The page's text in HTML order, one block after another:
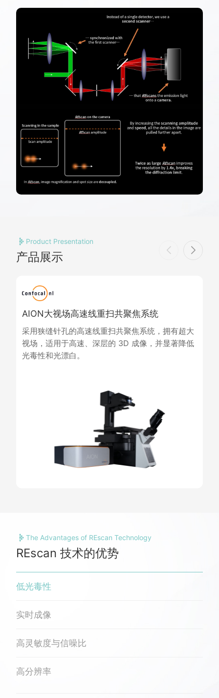
Product Presentation
产品展示
AION大视场高速线重扫共聚焦系统
采用狭缝针孔的高速线重扫共聚焦系统，拥有超大
视场，适用于高速、深层的 3D 成像，并显著降低
光毒性和光漂白。
The Advantages of REscan Technology
REscan 技术的优势
低光毒性
实时成像
高灵敏度与信噪比
高分辨率